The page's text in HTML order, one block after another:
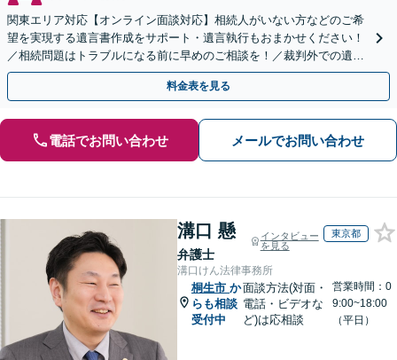
関東エリア対応【オンライン面談対応】相続人がいない方などのご希
望を実現する遺言書作成をサポート・遺言執行もおまかせください！
／相続問題はトラブルになる前に早めのご相談を！／裁判外での遺産
分割協議の経験多数【完全個室】
料金表を見る
電話でお問い合わせ メールでお問い合わせ
溝口 懸
弁護士
インタビュー
を見る
東京都
溝口けん法律事務所
桐生市 か
らも相談
受付中
面談方法(対面・
電話・ビデオな
ど)は応相談
営業時間：0
9:00~18:00
（平日）